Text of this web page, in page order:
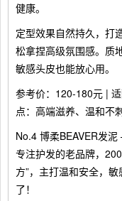
健康。
定型效果自然持久，打
松拿捏高级氛围感。质
敏感头皮也能放心用。
参考价：120-180元 |
点：高端滋养、温和不
No.4 博柔BEAVER发
专注护发的老品牌，
方”，主打温和安全，
了！